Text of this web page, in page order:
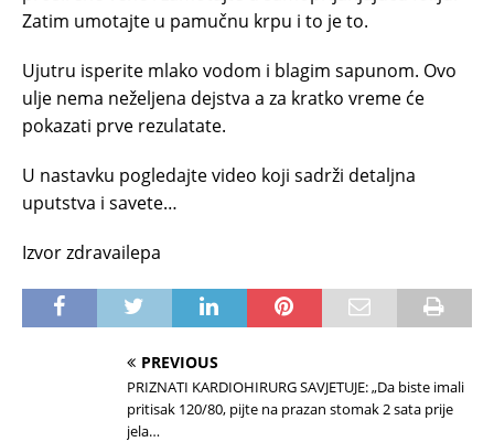
Zatim umotajte u pamučnu krpu i to je to.
Ujutru isperite mlako vodom i blagim sapunom. Ovo
ulje nema neželjena dejstva a za kratko vreme će
pokazati prve rezulatate.
U nastavku pogledajte video koji sadrži detaljna
uputstva i savete…
Izvor zdravailepa
PREVIOUS
PRIZNATI KARDIOHIRURG SAVJETUJE: „Da biste imali
pritisak 120/80, pijte na prazan stomak 2 sata prije
jela…